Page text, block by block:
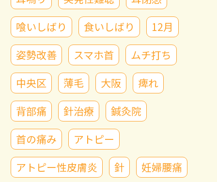
喰いしばり
食いしばり
12月
姿勢改善
スマホ首
ムチ打ち
中央区
薄毛 大阪
痺れ
背部痛
針治療
鍼灸院
首の痛み
アトピー
アトピー性皮膚炎
針
妊婦腰痛